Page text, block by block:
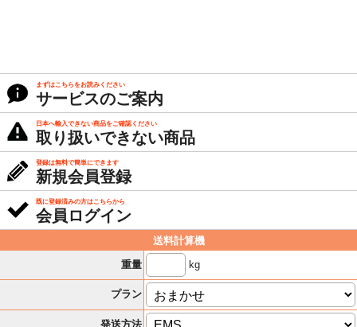
まずはこちらをお読みください
サービスのご案内
日本へ輸入できない商品をご確認ください
取り扱いできない商品
登録は無料で簡単にできます
新規会員登録
既に登録済みの方はこちらから
会員ログイン
送料計算機
重量
kg
プラン
発送方法